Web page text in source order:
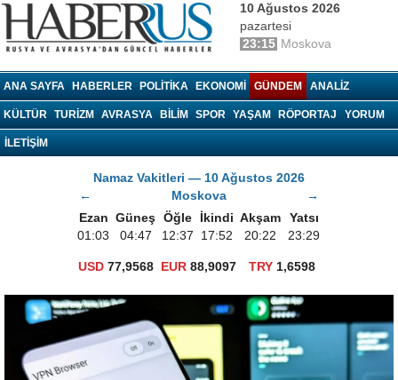
10 Ağustos 2026
pazartesi
23:15 Moskova
ANA SAYFA HABERLER POLITIKA EKONOMI GÜNDEM ANALIZ
KÜLTÜR TURIZM AVRASYA BILIM SPOR YAŞAM RÖPORTAJ YORUM
İLETİŞİM
Namaz Vakitleri — 10 Ağustos 2026
←
Moskova
→
Ezan Güneş Öğle İkindi Akşam
Yatsı
01:03
04:47 12:37 17:52 20:22 23:29
USD 77,9568 EUR 88,9097 TRY1,6598